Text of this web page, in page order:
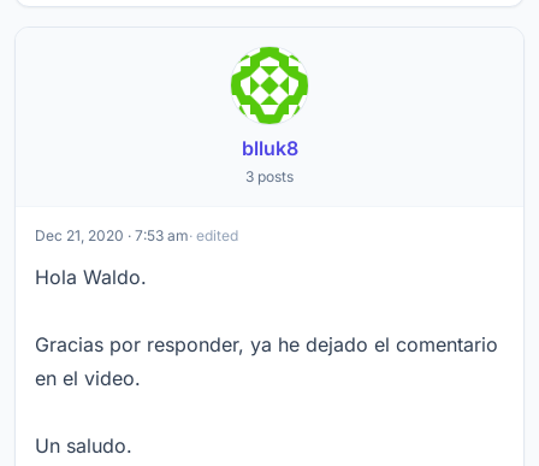
blluk8
3 posts
Dec 21, 2020 · 7:53 am· edited
Hola Waldo.
Gracias por responder, ya he dejado el comentario
en el video.
Un saludo.